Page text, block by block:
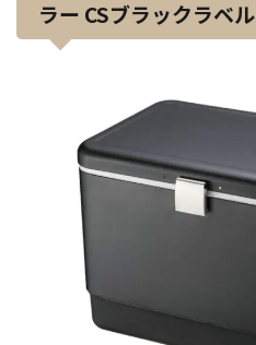
ラー CSブラックラベル